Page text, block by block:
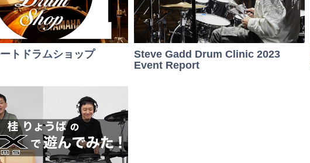
トドラムショップ
Steve Gadd Drum Clinic 2023
Event Report